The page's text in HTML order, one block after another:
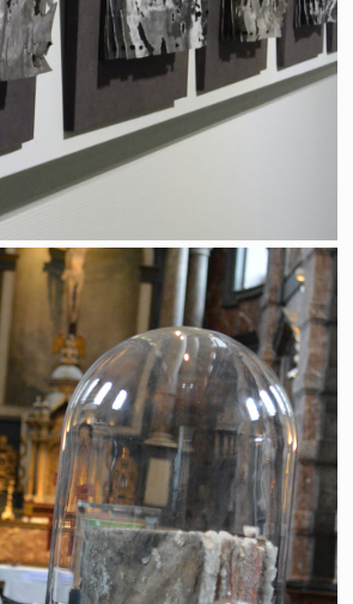
Le sel de la terre